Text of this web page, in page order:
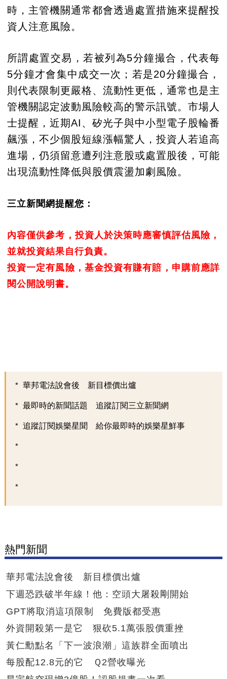
時，主管機關通常都會透過處置措施來提醒投
資人注意風險。
所謂處置交易，若被列為5分鐘撮合，代表每
5分鐘才會集中成交一次；若是20分鐘撮合，
則代表限制更嚴格、流動性更低，通常也是主
管機關認定波動風險較高的警示訊號。市場人
士提醒，近期AI、矽光子與中小型電子股輪番
飆漲，不少個股短線漲幅驚人，投資人若追高
進場，仍須留意遭列注意股或處置股後，可能
出現流動性降低與股價震盪加劇風險。
三立新聞網提醒您：
內容僅供參考，投資人於決策時應審慎評估風險，
並就投資結果自行負責。
投資一定有風險，基金投資有賺有賠，申購前應詳
閱公開說明書。
華邦電法說會後 新目標價出爐
最即時的新聞話題 追蹤訂閱三立新聞網
追蹤訂閱娛樂星聞 給你最即時的娛樂星鮮事
熱門新聞
華邦電法說會後 新目標價出爐
下週恐跌破半年線！他：空頭大屠殺剛開始
GPT將取消這項限制 免費版都受惠
外資開殺第一是它 狠砍5.1萬張股價重挫
黃仁勳點名「下一波浪潮」這族群全面噴出
每股配12.8元的它 Ｑ2營收曝光